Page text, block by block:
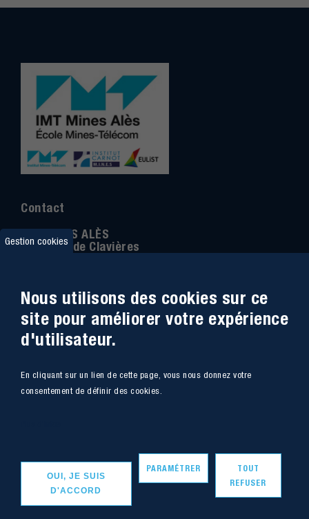
Contact
IMT MINES ALÈS
6 Avenue de Clavières
Téléphone
04 66 78 50 00
Coordonnée GPS:44.13312 - 4.08836
Plan du site Marchés Publics
Copyright - IMT Mines Alès 2020
Gestion cookies
Nous utilisons des cookies sur ce
site pour améliorer votre expérience
d'utilisateur.
En cliquant sur un lien de cette page, vous nous donnez votre
consentement de définir des cookies.
OUI, JE SUIS
D'ACCORD
PARAMÉTRER
TOUT
REFUSER